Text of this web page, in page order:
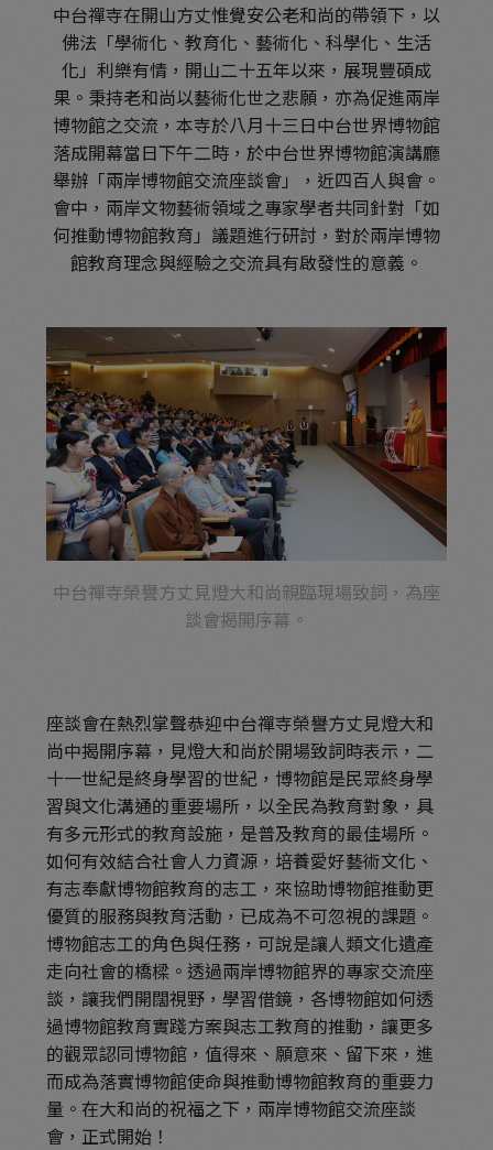
中台禪寺在開山方丈惟覺安公老和尚的帶領下，以
佛法「學術化、教育化、藝術化、科學化、生活
化」利樂有情，開山二十五年以來，展現豐碩成
果。秉持老和尚以藝術化世之悲願，亦為促進兩岸
博物館之交流，本寺於八月十三日中台世界博物館
落成開幕當日下午二時，於中台世界博物館演講廳
舉辦「兩岸博物館交流座談會」，近四百人與會。
會中，兩岸文物藝術領域之專家學者共同針對「如
何推動博物館教育」議題進行研討，對於兩岸博物
館教育理念與經驗之交流具有啟發性的意義。
中台禪寺榮譽方丈見燈大和尚親臨現場致詞，為座
談會揭開序幕。
座談會在熱烈掌聲恭迎中台禪寺榮譽方丈見燈大和
尚中揭開序幕，見燈大和尚於開場致詞時表示，二
十一世紀是終身學習的世紀，博物館是民眾終身學
習與文化溝通的重要場所，以全民為教育對象，具
有多元形式的教育設施，是普及教育的最佳場所。
如何有效結合社會人力資源，培養愛好藝術文化、
有志奉獻博物館教育的志工，來協助博物館推動更
優質的服務與教育活動，已成為不可忽視的課題。
博物館志工的角色與任務，可說是讓人類文化遺產
走向社會的橋樑。透過兩岸博物館界的專家交流座
談，讓我們開闊視野，學習借鏡，各博物館如何透
過博物館教育實踐方案與志工教育的推動，讓更多
的觀眾認同博物館，值得來、願意來、留下來，進
而成為落實博物館使命與推動博物館教育的重要力
量。在大和尚的祝福之下，兩岸博物館交流座談
會，正式開始！